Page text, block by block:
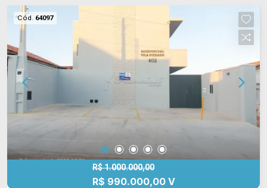
Cód. 64097
R$ 1.000.000,00
R$ 990.000,00 V